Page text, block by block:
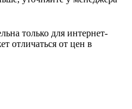
только для интернет-
отличаться от цен в